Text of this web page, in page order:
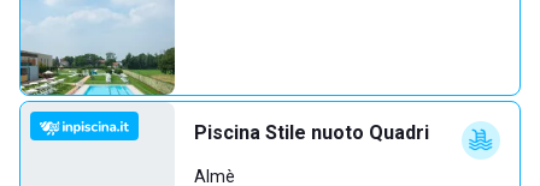
Piscina Stile nuoto Quadri
Almè